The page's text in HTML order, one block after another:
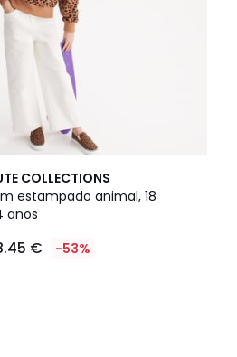
COLLECTIONS
estampado animal, 18
anos
€ -53%